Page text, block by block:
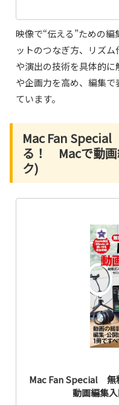
映像で“伝える”ための
ットのつなぎ方、リズ
や演出の技術を具体的
や企画力を高め、編集
ています。
Mac Fan
る！ Macで動画
ク)
Mac Fan Special 無
動画編集